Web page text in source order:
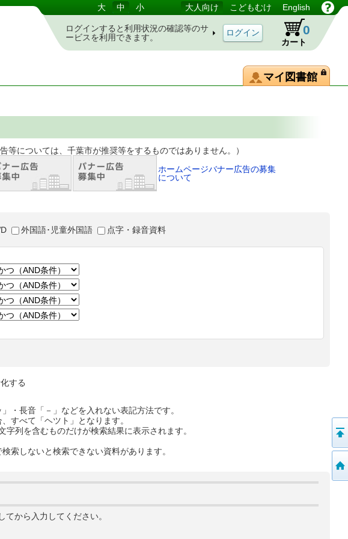
大 中 小 大人向け こどもむけ English
ログインすると利用状況の確認等のサ
ービスを利用できます。
カート
0
マイ図書館
市が推奨等をするものではありません。）
ホームページバナー広告の募集
について
外国語･児童外国語 点字・録音資料
する
・長音「－」などを入れない表記方法です。
すべて「ヘツト」となります。
列を含むものだけが検索結果に表示されます。
索しないと検索できない資料があります。
から入力してください。